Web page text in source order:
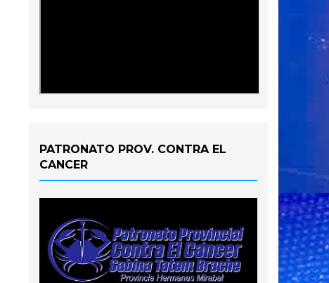
PATRONATO PROV. CONTRA EL
CANCER